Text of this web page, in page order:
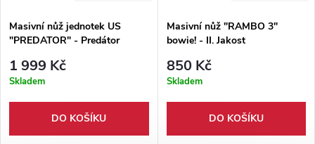
Masivní nůž jednotek US
"PREDATOR" - Predátor
1 999 Kč
Skladem
DO KOŠÍKU
Masivní nůž "RAMBO 3"
bowie! - II. Jakost
850 Kč
Skladem
DO KOŠÍKU